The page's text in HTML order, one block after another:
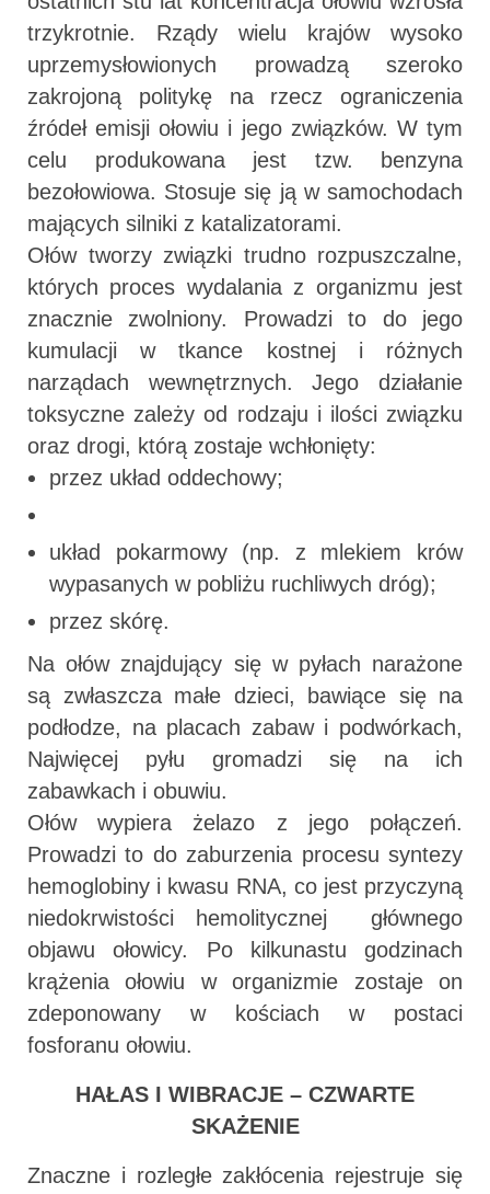
trzykrotnie. Rządy wielu krajów wysoko
uprzemysłowionych prowadzą szeroko
zakrojoną politykę na rzecz ograniczenia
źródeł emisji ołowiu i jego związków. W tym
celu produkowana jest tzw. benzyna
bezołowiowa. Stosuje się ją w samochodach
mających silniki z katalizatorami.
Ołów tworzy związki trudno rozpuszczalne,
których proces wydalania z organizmu jest
znacznie zwolniony. Prowadzi to do jego
kumulacji w tkance kostnej i różnych
narządach wewnętrznych. Jego działanie
toksyczne zależy od rodzaju i ilości związku
oraz drogi, którą zostaje wchłonięty:
przez układ oddechowy;
układ pokarmowy (np. z mlekiem krów
wypasanych w pobliżu ruchliwych dróg);
przez skórę.
Na ołów znajdujący się w pyłach narażone
są zwłaszcza małe dzieci, bawiące się na
podłodze, na placach zabaw i podwórkach,
Najwięcej pyłu gromadzi się na ich
zabawkach i obuwiu.
Ołów wypiera żelazo z jego połączeń.
Prowadzi to do zaburzenia procesu syntezy
hemoglobiny i kwasu RNA, co jest przyczyną
niedokrwistości hemolitycznej  głównego
objawu ołowicy. Po kilkunastu godzinach
krążenia ołowiu w organizmie zostaje on
zdeponowany w kościach w postaci
fosforanu ołowiu.
HAŁAS I WIBRACJE – CZWARTE
SKAŻENIE
Znaczne i rozległe zakłócenia rejestruje się